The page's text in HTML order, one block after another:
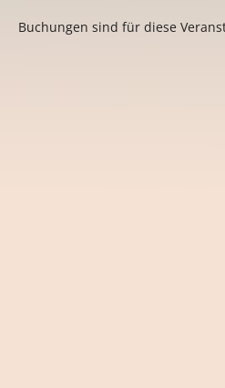
Buchungen sind für diese